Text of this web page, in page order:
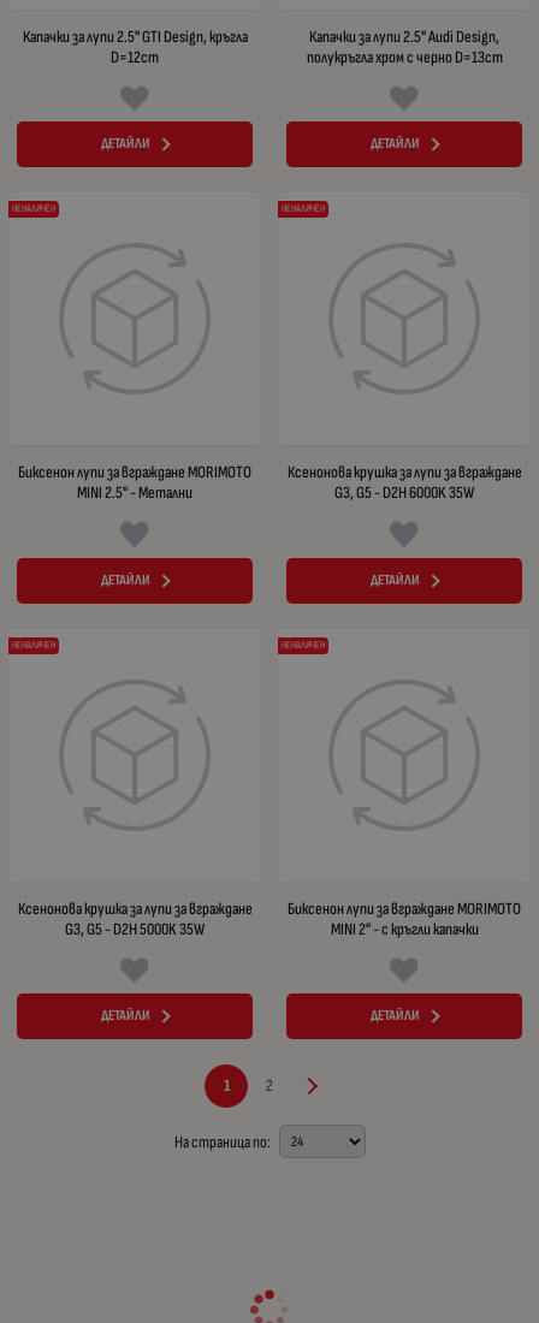
Капачки за лупи 2.5" GTI Design, кръгла
D=12cm
ДЕТАЙЛИ
Капачки за лупи 2.5" Audi Design,
полукръгла хром с черно D=13cm
ДЕТАЙЛИ
Биксенон лупи за вграждане MORIMOTO
MINI 2.5" - Метални
ДЕТАЙЛИ
НЕНАЛИЧЕН
Ксенонова крушка за лупи за вграждане
G3, G5 - D2H 6000K 35W
ДЕТАЙЛИ
НЕНАЛИЧЕН
Ксенонова крушка за лупи за вграждане
G3, G5 - D2H 5000K 35W
ДЕТАЙЛИ
НЕНАЛИЧЕН
Биксенон лупи за вграждане MORIMOTO
MINI 2" - с кръгли капачки
ДЕТАЙЛИ
НЕНАЛИЧЕН
1 2
На страница по: